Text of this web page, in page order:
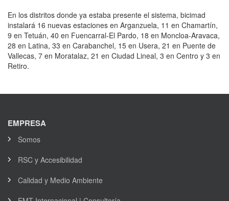
En los distritos donde ya estaba presente el sistema, bicimad
instalará 16 nuevas estaciones en Arganzuela, 11 en Chamartín,
9 en Tetuán, 40 en Fuencarral-El Pardo, 18 en Moncloa-Aravaca,
28 en Latina, 33 en Carabanchel, 15 en Usera, 21 en Puente de
Vallecas, 7 en Moratalaz, 21 en Ciudad Lineal, 3 en Centro y 3 en
Retiro.
EMPRESA
Somos
RSC y Accesibilidad
Calidad y Medio Ambiente